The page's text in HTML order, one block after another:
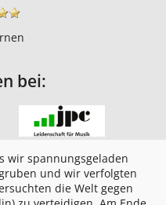
bei:
wir spannungsgeladen
und wir verfolgten
die Welt gegen